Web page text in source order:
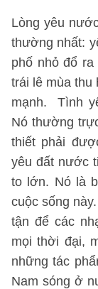
Lòng yêu
thường nhất:
phố nhỏ đổ
trái lê mùa thu
mạnh. Tình
Nó thường
thiết phải
yêu đất nước
to lớn. Nó là
cuộc sống
tận để các
mọi thời đại,
những tác
Nam sóng ở